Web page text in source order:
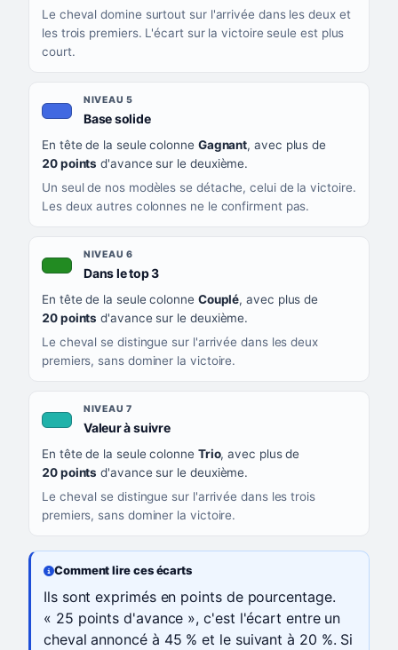
Le cheval domine surtout sur l'arrivée dans les deux et
les trois premiers. L'écart sur la victoire seule est plus
court.
NIVEAU 5
Base solide, couleur bleu roi
En tête de la seule colonne Gagnant, avec plus de
20 points d'avance sur le deuxième.
Un seul de nos modèles se détache, celui de la victoire.
Les deux autres colonnes ne le confirment pas.
NIVEAU 6
Dans le top 3, couleur verte
En tête de la seule colonne Couplé, avec plus de
20 points d'avance sur le deuxième.
Le cheval se distingue sur l'arrivée dans les deux
premiers, sans dominer la victoire.
NIVEAU 7
Valeur à suivre, couleur turquoise
En tête de la seule colonne Trio, avec plus de
20 points d'avance sur le deuxième.
Le cheval se distingue sur l'arrivée dans les trois
premiers, sans dominer la victoire.
Comment lire ces écarts
Ils sont exprimés en points de pourcentage.
« 25 points d'avance », c'est l'écart entre un
cheval annoncé à 45 % et le suivant à 20 %. Si